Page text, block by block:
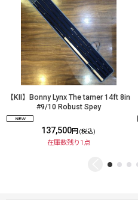
【KII】Bonny Lynx The tamer 14ft 8in
#9/10 Robust Spey
137,500円 (税込)
在庫数残り1点